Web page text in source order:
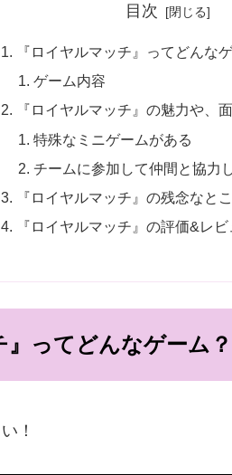
目次
『ロイヤルマッチ』ってどんな
ゲーム内容
『ロイヤルマッチ』の魅力や、
特殊なミニゲームがある
チームに参加して仲間と協力
『ロイヤルマッチ』の残念なと
『ロイヤルマッチ』の評価&レ
』ってどんなゲーム？
！